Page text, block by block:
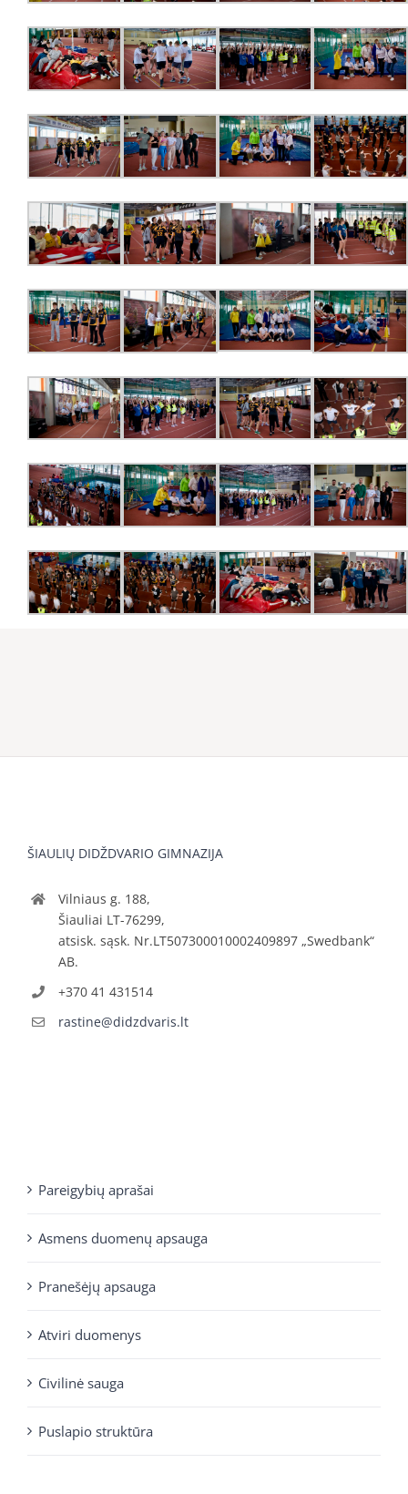
ŠIAULIŲ DIDŽDVARIO GIMNAZIJA
Vilniaus g. 188,
Šiauliai LT-76299,
atsisk. sąsk. Nr.LT507300010002409897 „Swedbank“
AB.
+370 41 431514
rastine@didzdvaris.lt
Pareigybių aprašai
Asmens duomenų apsauga
Pranešėjų apsauga
Atviri duomenys
Civilinė sauga
Puslapio struktūra